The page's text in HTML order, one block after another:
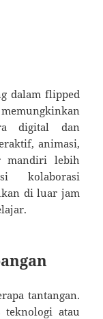
dalam flipped
digital dan
animasi,
mandiri lebih
kolaborasi
di luar jam
tantangan.
teknologi atau